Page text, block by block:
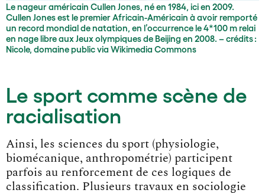
Le nageur américain Cullen Jones, né en 1984, ici en 2009.
Cullen Jones est le premier Africain-Américain à avoir remporté
un record mondial de natation, en l’occurrence le 4*100 m relai
en nage libre aux Jeux olympiques de Beijing en 2008. – crédits :
Nicole, domaine public via Wikimedia Commons
Le sport comme scène de
racialisation
Ainsi, les sciences du sport (physiologie,
biomécanique, anthropométrie) participent
parfois au renforcement de ces logiques de
classification. Plusieurs travaux en sociologie